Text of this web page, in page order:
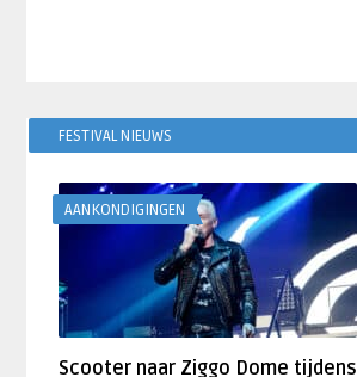
FESTIVAL NIEUWS
AANKONDIGINGEN
Scooter naar Ziggo Dome tijdens